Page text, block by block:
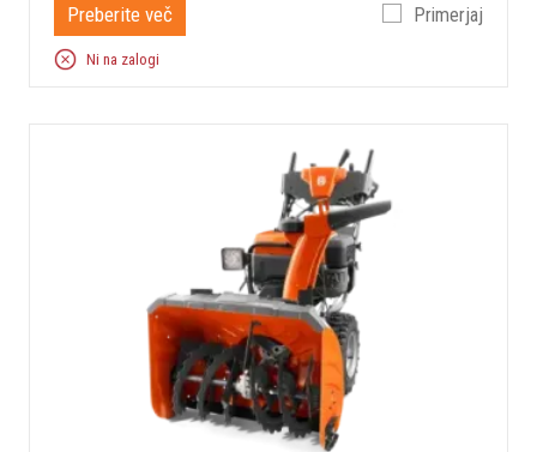
Preberite več Primerjaj
Ni na zalogi